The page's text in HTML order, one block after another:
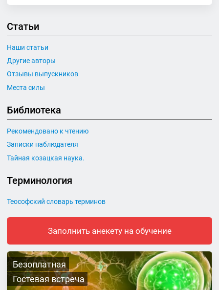
Статьи
Наши статьи
Другие авторы
Отзывы выпускников
Места силы
Библиотека
Рекомендовано к чтению
Записки наблюдателя
Тайная козацкая наука.
Терминология
Теософский словарь терминов
Заполнить анекету на обучение
Безоплатная
Гостевая встреча